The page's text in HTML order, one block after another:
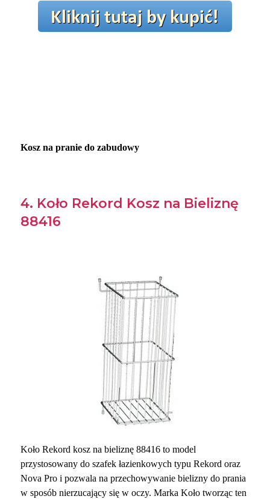
Kosz na pranie do zabudowy
4. Koło Rekord Kosz na Bieliznę
88416
Koło Rekord kosz na bieliznę 88416 to model
przystosowany do szafek łazienkowych typu Rekord oraz
Nova Pro i pozwala na przechowywanie bielizny do prania
w sposób nierzucający się w oczy. Marka Koło tworząc ten